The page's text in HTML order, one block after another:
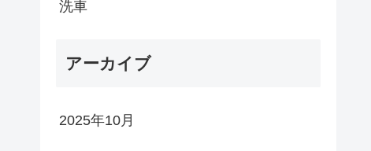
洗車
アーカイブ
2025年10月